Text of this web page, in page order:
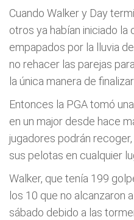
Cuando Walker y Day
otros ya habían iniciado la
empapados por la lluvia
no rehacer las parejas
la única manera de
Entonces la PGA tomó
en un major desde hace
jugadores podrán
sus pelotas en cualquier
Walker, que tenía 199
los 10 que no alcanzaron
sábado debido a las